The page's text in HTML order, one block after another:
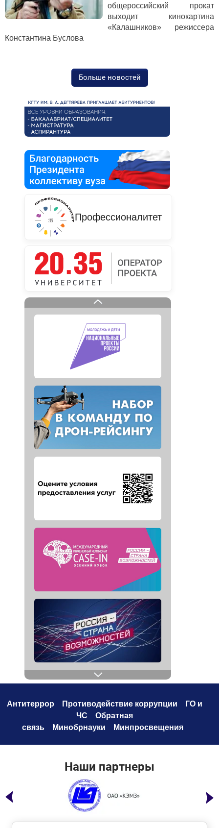
Профессионалитет
общероссийский прокат
выходит кинокартина
«Калашников» режиссера
Константина Буслова
Больше новостей
Антитеррор Противодействие коррупции
ГО и
ЧС
Обратная
связь
Минобрнауки Минпросвещения
Наши партнеры